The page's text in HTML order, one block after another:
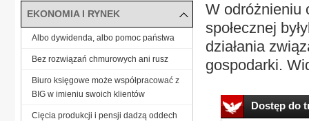
W odróżnieniu
społecznej
działania
gospodarki.
Dostęp do
EKONOMIA I RYNEK
Albo dywidenda, albo pomoc państwa
Bez rozwiązań chmurowych ani rusz
Biuro księgowe może współpracować z
BIG w imieniu swoich klientów
Cięcia produkcji i pensji dadzą oddech